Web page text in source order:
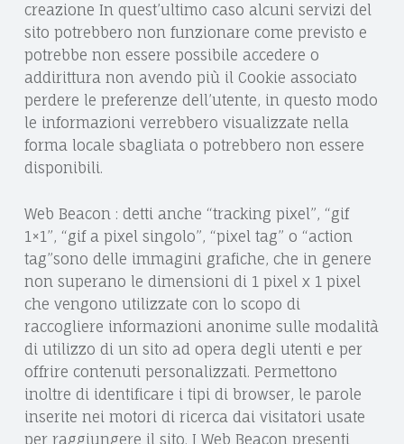
creazione In quest’ultimo caso alcuni servizi del
sito potrebbero non funzionare come previsto e
potrebbe non essere possibile accedere o
addirittura non avendo più il Cookie associato
perdere le preferenze dell’utente, in questo modo
le informazioni verrebbero visualizzate nella
forma locale sbagliata o potrebbero non essere
disponibili.
Web Beacon : detti anche “tracking pixel”, “gif
1×1”, “gif a pixel singolo”, “pixel tag” o “action
tag”sono delle immagini grafiche, che in genere
non superano le dimensioni di 1 pixel x 1 pixel
che vengono utilizzate con lo scopo di
raccogliere informazioni anonime sulle modalità
di utilizzo di un sito ad opera degli utenti e per
offrire contenuti personalizzati. Permettono
inoltre di identificare i tipi di browser, le parole
inserite nei motori di ricerca dai visitatori usate
per raggiungere il sito. I Web Beacon presenti